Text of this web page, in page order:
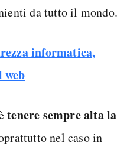
da tutto il mondo.
informatica,
web
tenere sempre alta la
nel caso in